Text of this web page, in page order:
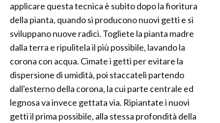
applicare questa tecnica è subito dopo la fioritura
della pianta, quando si producono nuovi getti e si
sviluppano nuove radici. Togliete la pianta madre
dalla terra e ripulitela il più possibile, lavando la
corona con acqua. Cimate i getti per evitare la
dispersione di umidità, poi staccateli partendo
dall'esterno della corona, la cui parte centrale ed
legnosa va invece gettata via. Ripiantate i nuovi
getti il prima possibile, alla stessa profondità della